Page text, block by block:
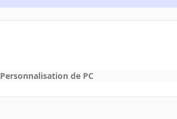
Personnalisation de PC